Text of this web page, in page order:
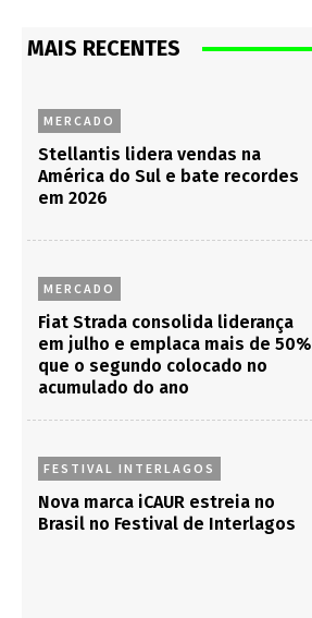
MAIS RECENTES
MERCADO
Stellantis lidera vendas na
América do Sul e bate recordes
em 2026
MERCADO
Fiat Strada consolida liderança
em julho e emplaca mais de 50%
que o segundo colocado no
acumulado do ano
FESTIVAL INTERLAGOS
Nova marca iCAUR estreia no
Brasil no Festival de Interlagos